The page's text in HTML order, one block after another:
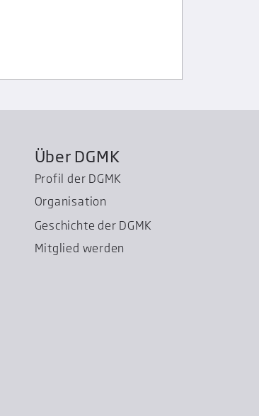
Über DGMK
Profil der DGMK
Organisation
Geschichte der DGMK
Mitglied werden